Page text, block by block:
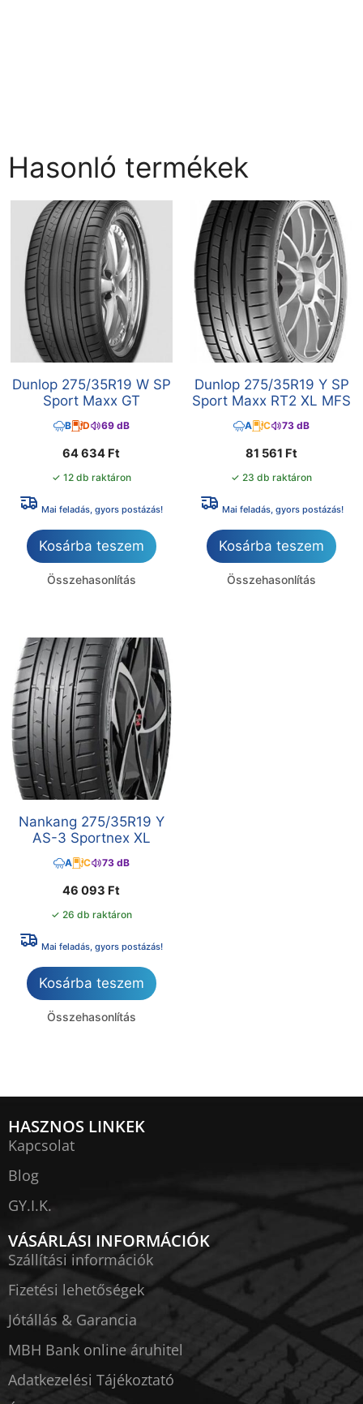
Hasonló termékek
Dunlop 275/35R19 W SP
Sport Maxx GT
B D 69 dB
64 634 Ft
✓ 12 db raktáron
Mai feladás, gyors postázás!
Kosárba teszem
Összehasonlítás
Dunlop 275/35R19 Y SP
Sport Maxx RT2 XL MFS
A C 73 dB
81 561 Ft
✓ 23 db raktáron
Mai feladás, gyors postázás!
Kosárba teszem
Összehasonlítás
Nankang 275/35R19 Y
AS-3 Sportnex XL
A C 73 dB
46 093 Ft
✓ 26 db raktáron
Mai feladás, gyors postázás!
Kosárba teszem
Összehasonlítás
HASZNOS LINKEK
Kapcsolat
Blog
GY.I.K.
VÁSÁRLÁSI INFORMÁCIÓK
Szállítási információk
Fizetési lehetőségek
Jótállás & Garancia
MBH Bank online áruhitel
Adatkezelési Tájékoztató